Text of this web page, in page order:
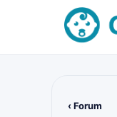
‹ Forum